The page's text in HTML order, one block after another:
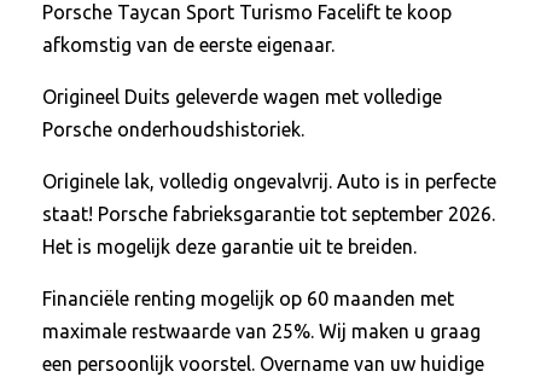
Porsche Taycan Sport Turismo Facelift te koop
afkomstig van de eerste eigenaar.
Origineel Duits geleverde wagen met volledige
Porsche onderhoudshistoriek.
Originele lak, volledig ongevalvrij. Auto is in perfecte
staat! Porsche fabrieksgarantie tot september 2026.
Het is mogelijk deze garantie uit te breiden.
Financiële renting mogelijk op 60 maanden met
maximale restwaarde van 25%. Wij maken u graag
een persoonlijk voorstel. Overname van uw huidige